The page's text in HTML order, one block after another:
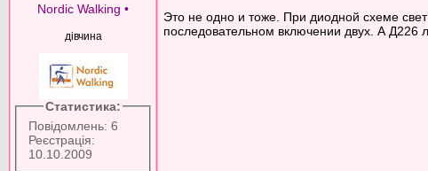
Nordic Walking •
дівчина
Статистика:
Повідомлень: 6
Реєстрація:
10.10.2009
Это не одно и тоже. При диодной схеме
последовательном включении двух. А Д226